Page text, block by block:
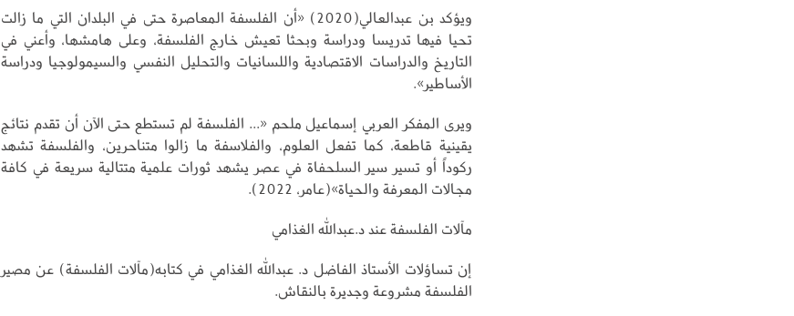
ويؤكد بن عبدالعالي(2020) «أن الفلسفة المعاصرة حتى في البلدان التي ما زالت
تحيا فيها تدريسا ودراسة وبحثا تعيش خارج الفلسفة، وعلى هامشها، وأعني في
التاريخ والدراسات الاقتصادية واللسانيات والتحليل النفسي والسيمولوجيا ودراسة
الأساطير».
ويرى المفكر العربي إسماعيل ملحم «... الفلسفة لم تستطع حتى الآن أن تقدم نتائج
يقينية قاطعة، كما تفعل العلوم، والفلاسفة ما زالوا متناحرين، والفلسفة تشهد
ركوداً أو تسير سير السلحفاة في عصر يشهد ثورات علمية متتالية سريعة في كافة
مجالات المعرفة والحياة»(عامر، 2022).
مآلات الفلسفة عند د.عبدالله الغذامي
إن تساؤلات الأستاذ الفاضل د. عبدالله الغذامي في كتابه(مآلات الفلسفة) عن مصير
الفلسفة مشروعة وجديرة بالنقاش.